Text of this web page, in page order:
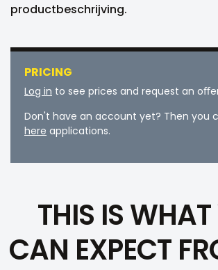
productbeschrijving.
PRICING
Log in to see prices and request an
Don't have an account yet? Then you
here applications.
THIS IS
CAN EXPECT